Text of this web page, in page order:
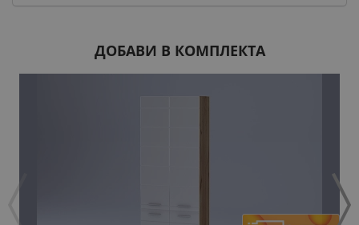
ДОБАВИ В КОМПЛЕКТА